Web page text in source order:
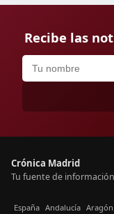
Recibe las
Crónica Madrid
Tu fuente de
España Andalucía Aragón